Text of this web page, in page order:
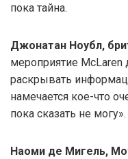
пока тайна.
Джонатан Ноубл,
мероприятие
раскрывать
намечается кое-что
пока сказать не могу».
Наоми де Мигель,